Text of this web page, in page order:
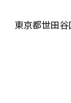
東京都世田